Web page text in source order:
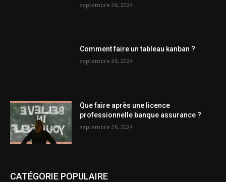
septembre 26, 2024
Comment faire un tableau kanban ?
septembre 26, 2024
Que faire après une licence
professionnelle banque assurance ?
septembre 26, 2024
CATÉGORIE POPULAIRE